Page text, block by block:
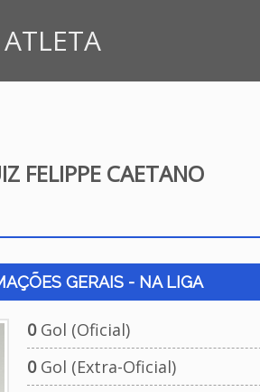
FELIPPE CAETANO
GERAIS - NA LIGA
0Gol (Oficial)
0Gol (Extra-Oficial)